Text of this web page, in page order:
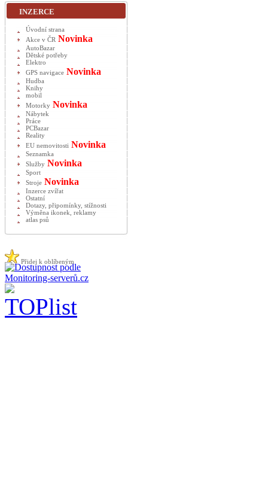
INZERCE
Úvodní strana
Akce v ČR Novinka
AutoBazar
Dětské potřeby
Elektro
GPS navigace Novinka
Hudba
Knihy
mobil
Motorky Novinka
Nábytek
Práce
PCBazar
Reality
EU nemovitosti Novinka
Seznamka
Služby Novinka
Sport
Stroje Novinka
Inzerce zvířat
Ostatní
Dotazy, připomínky, stížnosti
Výměna ikonek, reklamy
atlas psů
Přidej k oblíbeným